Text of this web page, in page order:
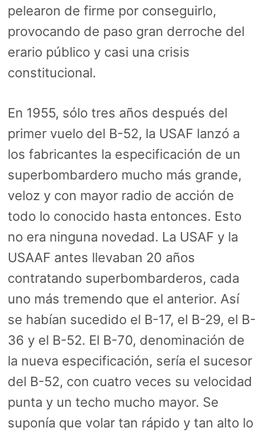
pelearon de firme por conseguirlo,
provocando de paso gran derroche del
erario público y casi una crisis
constitucional.
En 1955, sólo tres años después del
primer vuelo del B-52, la USAF lanzó a
los fabricantes la especificación de un
superbombardero mucho más grande,
veloz y con mayor radio de acción de
todo lo conocido hasta entonces. Esto
no era ninguna novedad. La USAF y la
USAAF antes llevaban 20 años
contratando superbombarderos, cada
uno más tremendo que el anterior. Así
se habían sucedido el B-17, el B-29, el B-
36 y el B-52. El B-70, denominación de
la nueva especificación, sería el sucesor
del B-52, con cuatro veces su velocidad
punta y un techo mucho mayor. Se
suponía que volar tan rápido y tan alto lo